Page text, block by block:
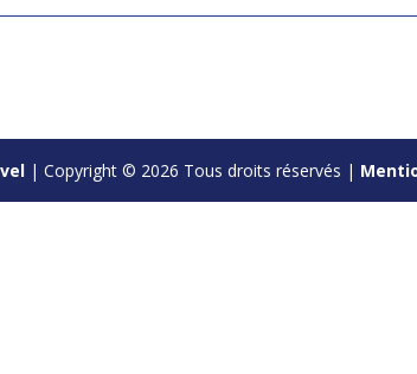
| Copyright © 2026 Tous droits réservés |